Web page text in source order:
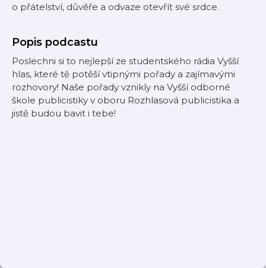
o přátelství, důvěře a odvaze otevřít své srdce.
Popis podcastu
Poslechni si to nejlepší ze studentského rádia Vyšší
hlas, které tě potěší vtipnými pořady a zajímavými
rozhovory! Naše pořady vznikly na Vyšší odborné
škole publicistiky v oboru Rozhlasová publicistika a
jistě budou bavit i tebe!